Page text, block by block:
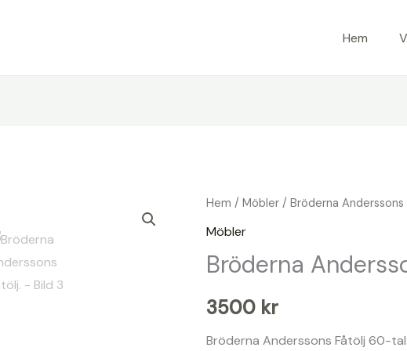
Hem
Hem /Möbler / Bröderna Anderssons
Möbler
Bröderna
3500 kr
Bröderna Anderssons Fåtölj 60-tal.